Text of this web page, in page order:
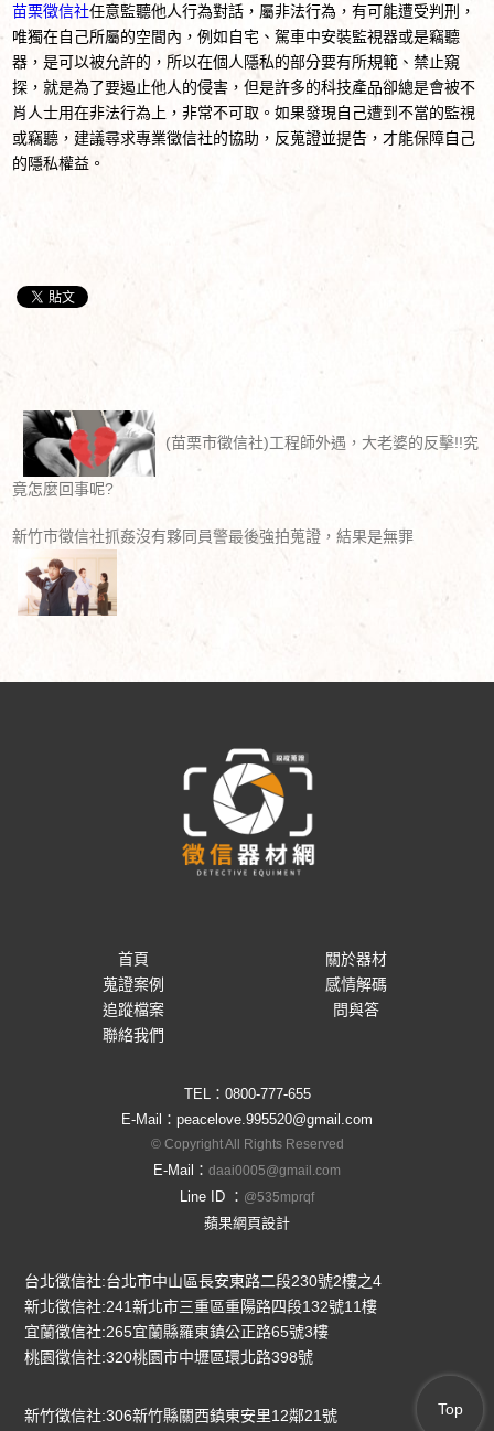
苗栗徵信社任意監聽他人行為對話，屬非法行為，有可能遭受判刑，
唯獨在自己所屬的空間內，例如自宅、駕車中安裝監視器或是竊聽
器，是可以被允許的，所以在個人隱私的部分要有所規範、禁止窺
探，就是為了要遏止他人的侵害，但是許多的科技產品卻總是會被不
肖人士用在非法行為上，非常不可取。如果發現自己遭到不當的監視
或竊聽，建議尋求專業徵信社的協助，反蒐證並提告，才能保障自己
的隱私權益。
(苗栗市徵信社)工程師外遇，大老婆的反擊!!究
竟怎麼回事呢?
新竹市徵信社抓姦沒有夥同員警最後強拍蒐證，結果是無罪
Top
首頁
關於器材
蒐證案例
感情解碼
追蹤檔案
問與答
聯絡我們
TEL： 0800-777-655
E-Mail： peacelove.995520@gmail.com
© Copyright All Rights Reserved
E-Mail： daai0005@gmail.com
Line ID ： @535mprqf
蘋果網頁設計
台北徵信社:台北市中山區長安東路二段230號2樓之4
新北徵信社:241新北市三重區重陽路四段132號11樓
宜蘭徵信社:265宜蘭縣羅東鎮公正路65號3樓
桃園徵信社:320桃園市中壢區環北路398號
新竹徵信社:306新竹縣關西鎮東安里12鄰21號